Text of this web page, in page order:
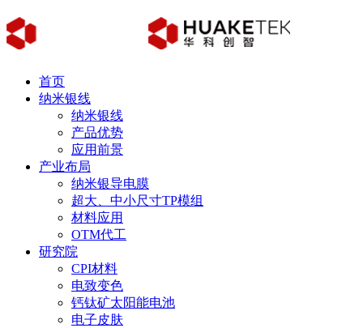
首页
纳米银线
纳米银线
产品优势
应用前景
产业布局
纳米银导电膜
超大、中小尺寸TP模组
材料应用
OTM代工
研究院
CPI材料
电致变色
钙钛矿太阳能电池
电子皮肤